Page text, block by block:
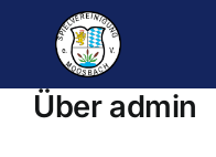
springen
Über admin